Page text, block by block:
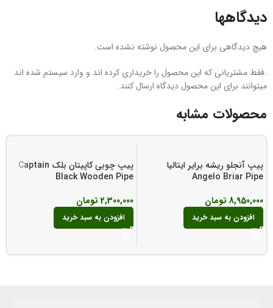
دیدگاهها
هیچ دیدگاهی برای این محصول نوشته نشده است.
.فقط مشتریانی که این محصول را خریداری کرده اند و وارد سیستم شده اند
میتوانند برای این محصول دیدگاه ارسال کنند.
محصولات مشابه
پیپ آنجلو ریشه برایر ایتالیا
Angelo Briar Pipe
8,950,000 تومان
افزودن به سبد خرید
پیپ چوبی کاپیتان بلک Captain
Black Wooden Pipe
2,300,000 تومان
افزودن به سبد خرید